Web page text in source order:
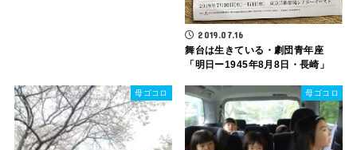
2019.07.16
舞台は生きている・劇団青年座
「明日ー1945年8月8日・長崎」
母ゴコロ 母ゴコロ